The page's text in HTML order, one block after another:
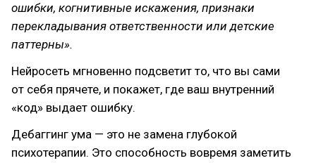
ошибки, когнитивные искажения, признаки
перекладывания ответственности или детские
паттерны».
Нейросеть мгновенно подсветит то, что вы сами
от себя прячете, и покажет, где ваш внутренний
«код» выдает ошибку.
Дебаггинг ума — это не замена глубокой
психотерапии. Это способность вовремя заметить